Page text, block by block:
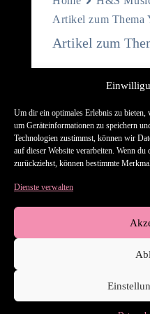
Um dir ein optimales Erlebnis zu
um Geräteinformationen zu speichern
Technologien zustimmst, können wir
auf dieser Website verarbeiten. Wenn
zurückziehst, können bestimmte
Dienste verwalten
Artikel zum Thema
Artikel zum
es?
Wie funktioniert
Welche Art von
Kann ich Musik an
nicht an YouTube
Kontakt